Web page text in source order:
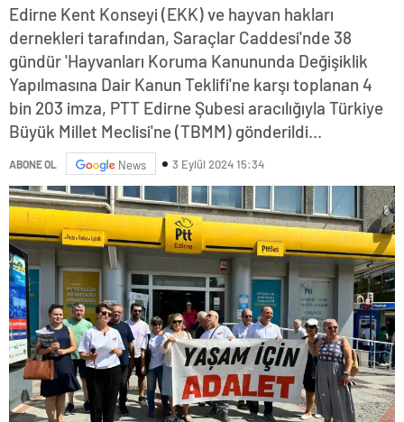
Edirne Kent Konseyi (EKK) ve hayvan hakları
dernekleri tarafından, Saraçlar Caddesi'nde 38
gündür 'Hayvanları Koruma Kanununda Değişiklik
Yapılmasına Dair Kanun Teklifi'ne karşı toplanan 4
bin 203 imza, PTT Edirne Şubesi aracılığıyla Türkiye
Büyük Millet Meclisi'ne (TBMM) gönderildi...
ABONE OL News 3 Eylül 2024 15:34